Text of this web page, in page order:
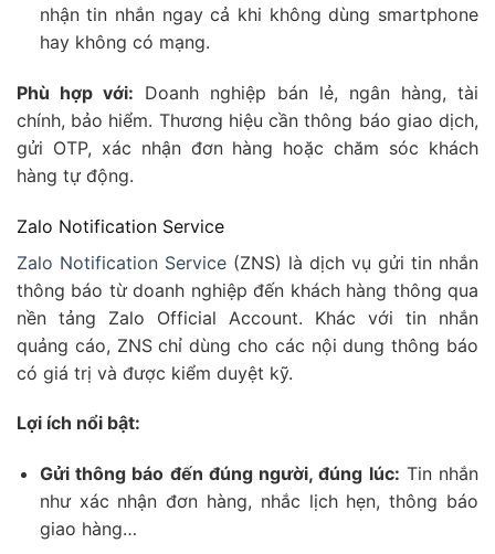
nhận tin nhắn ngay cả khi không dùng smartphone
hay không có mạng.
Phù hợp với: Doanh nghiệp bán lẻ, ngân hàng, tài
chính, bảo hiểm. Thương hiệu cần thông báo giao dịch,
gửi OTP, xác nhận đơn hàng hoặc chăm sóc khách
hàng tự động.
Zalo Notification Service
Zalo Notification Service (ZNS) là dịch vụ gửi tin nhắn
thông báo từ doanh nghiệp đến khách hàng thông qua
nền tảng Zalo Official Account. Khác với tin nhắn
quảng cáo, ZNS chỉ dùng cho các nội dung thông báo
có giá trị và được kiểm duyệt kỹ.
Lợi ích nổi bật:
Gửi thông báo đến đúng người, đúng lúc: Tin nhắn
như xác nhận đơn hàng, nhắc lịch hẹn, thông báo
giao hàng…